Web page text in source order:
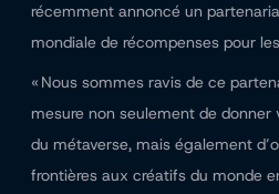
récemment annoncé un
mondiale de récompenses pour
« Nous sommes ravis de ce
mesure non seulement de
du métaverse, mais également
frontières aux créatifs du monde